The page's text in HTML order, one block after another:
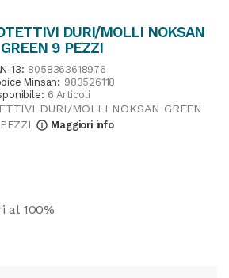
DURI/MOLLI NOKSAN
GREEN 9 PEZZI
13: 8058363618976
Minsan: 983526118
6 Articoli
DURI/MOLLI NOKSAN GREEN
info_outline Maggiori info
al 100%